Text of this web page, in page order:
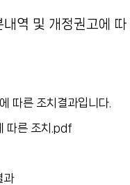
역 및 개정권고에 따
따른 조치결과입니다.
따른 조치.pdf
과